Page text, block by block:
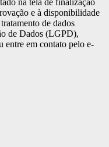
na tela de finalização
e à disponibilidade
de dados
de Dados (LGPD),
entre em contato pelo e-